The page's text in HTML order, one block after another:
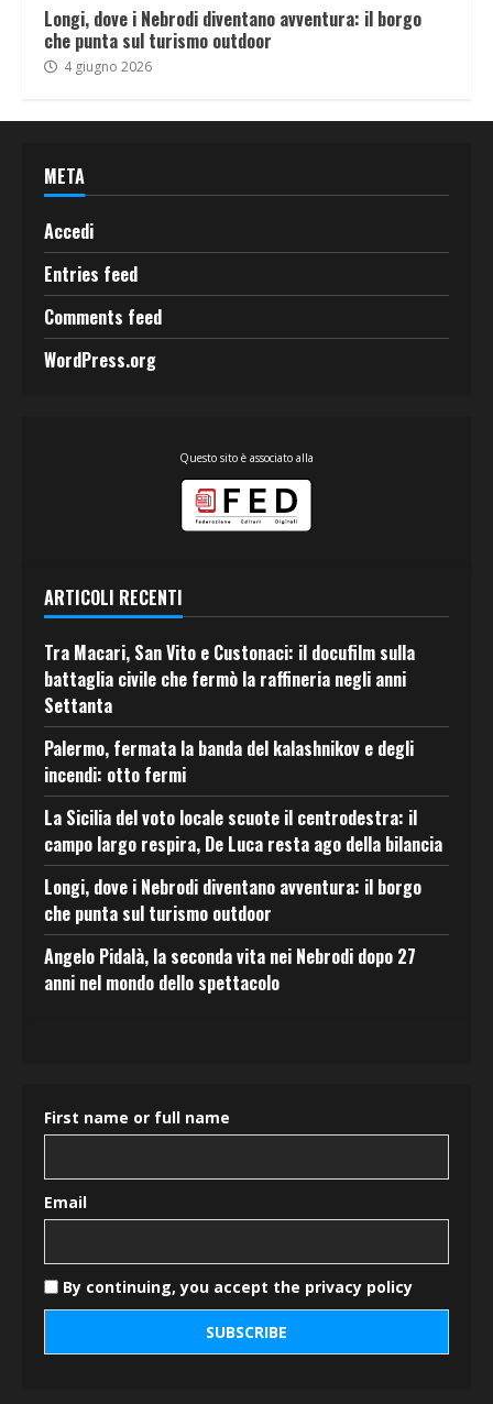
Longi, dove i Nebrodi diventano avventura: il borgo
che punta sul turismo outdoor
4 giugno 2026
META
Accedi
Entries feed
Comments feed
WordPress.org
Questo sito è associato alla
ARTICOLI RECENTI
Tra Macari, San Vito e Custonaci: il docufilm sulla
battaglia civile che fermò la raffineria negli anni
Settanta
Palermo, fermata la banda del kalashnikov e degli
incendi: otto fermi
La Sicilia del voto locale scuote il centrodestra: il
campo largo respira, De Luca resta ago della bilancia
Longi, dove i Nebrodi diventano avventura: il borgo
che punta sul turismo outdoor
Angelo Pidalà, la seconda vita nei Nebrodi dopo 27
anni nel mondo dello spettacolo
First name or full name
Email
By continuing, you accept the privacy policy